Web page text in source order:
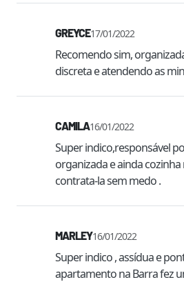
GREYCE17/01/2022
Recomendo sim,
discreta e atendendo as
CAMILA16/01/2022
Super indico,responsável
organizada e ainda
contrata-la sem medo .
MARLEY16/01/2022
Super indico , assídua e
apartamento na Barra fez